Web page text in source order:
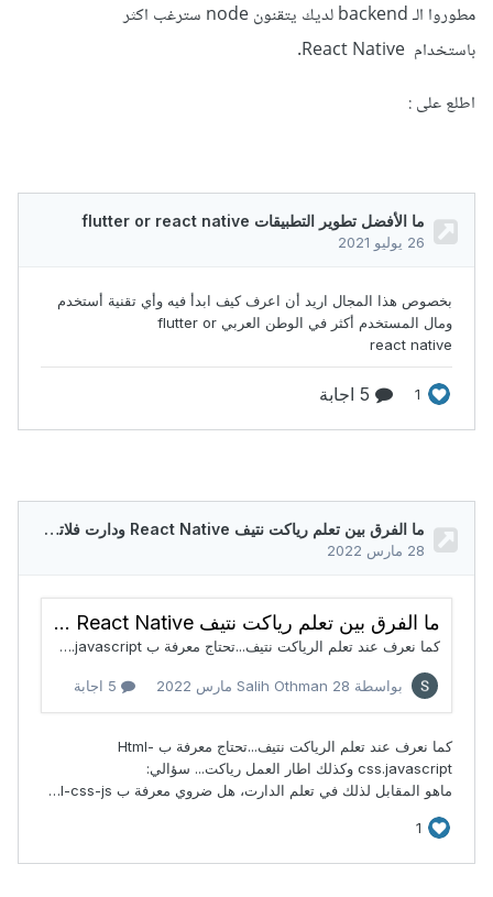
مطوروا الـ backend لديك يتقنون node سترغب اكثر
باستخدام React Native.
اطلع على